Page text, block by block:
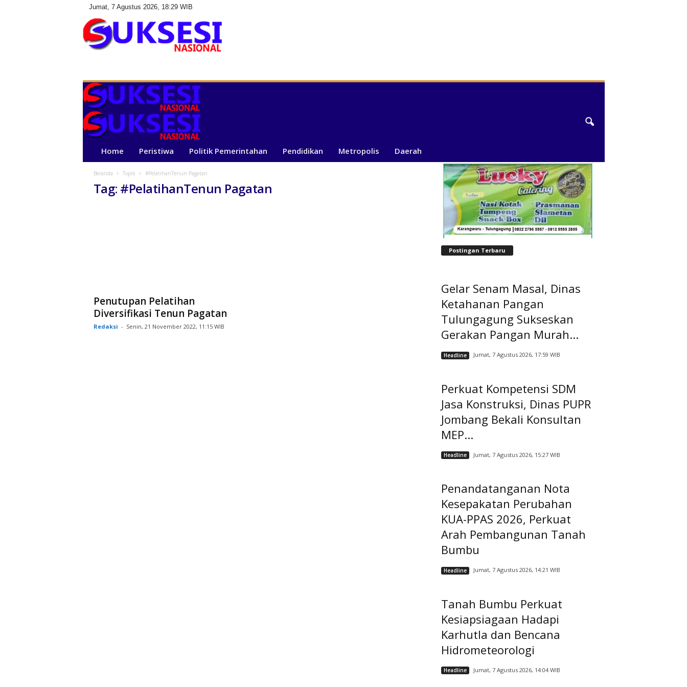
Jumat, 7 Agustus 2026, 18:29 WIB
s
e
i
N
i
Home Peristiwa Politik Pemerintahan Pendidikan Metropolis Daerah
Beranda Topik #PelatihanTenun Pagatan
Tag: #PelatihanTenun Pagatan
Penutupan Pelatihan
Diversifikasi Tenun Pagatan
Redaksi - Senin, 21 November 2022, 11:15 WIB
Postingan Terbaru
Gelar Senam Masal, Dinas
Ketahanan Pangan
Tulungagung Sukseskan
Gerakan Pangan Murah...
Headline Jumat, 7 Agustus 2026, 17:59 WIB
Perkuat Kompetensi SDM
Jasa Konstruksi, Dinas PUPR
Jombang Bekali Konsultan
MEP...
Headline Jumat, 7 Agustus 2026, 15:27 WIB
Penandatanganan Nota
Kesepakatan Perubahan
KUA-PPAS 2026, Perkuat
Arah Pembangunan Tanah
Bumbu
Headline Jumat, 7 Agustus 2026, 14:21 WIB
Tanah Bumbu Perkuat
Kesiapsiagaan Hadapi
Karhutla dan Bencana
Hidrometeorologi
Headline Jumat, 7 Agustus 2026, 14:04 WIB